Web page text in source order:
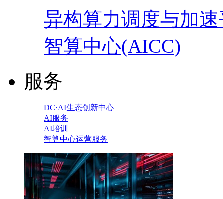
异构算力调度与加
智算中心(AICC)
服务
DC·AI生态创新中心
AI服务
AI培训
智算中心运营服务